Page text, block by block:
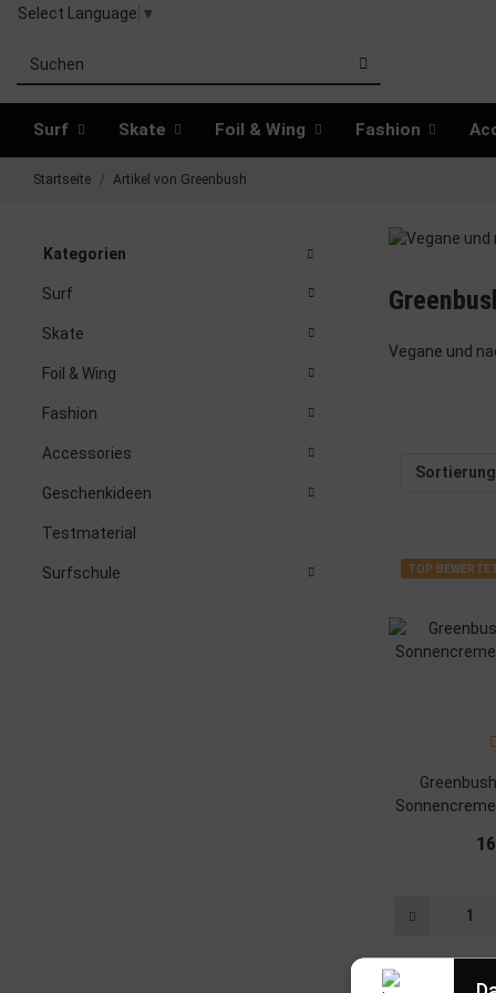
Select Language ▼
Surf Skate Foil & Wing Fashion
Startseite Artikel von Greenbush
Vegane und
Sortierung
TOP
Kategorien
Surf
Skate
Foil & Wing
Fashion
Accessories
Geschenkideen
Testmaterial
Surfschule